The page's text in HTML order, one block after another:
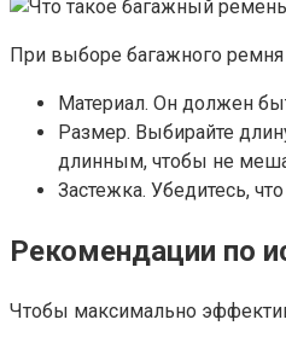
При выборе багажного
Материал. Он должен
Размер. Выбирайте
длинным, чтобы не
Застежка. Убедитесь,
Рекомендации по
Чтобы максимально